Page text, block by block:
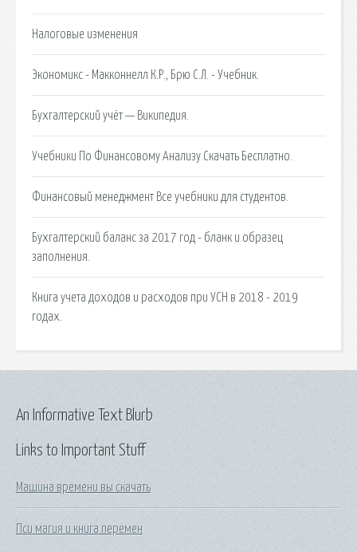
Налоговые изменения
Экономикс - Макконнелл К.Р., Брю С.Л. - Учебник.
Бухгалтерский учёт — Википедия.
Учебники По Финансовому Анализу Скачать Бесплатно.
Финансовый менеджмент Все учебники для студентов.
Бухгалтерский баланс за 2017 год - бланк и образец
заполнения.
Книга учета доходов и расходов при УСН в 2018 - 2019
годах.
Links to Important Stuff
Машина времени вы скачать
Пси магия и книга перемен
An Informative Text Blurb